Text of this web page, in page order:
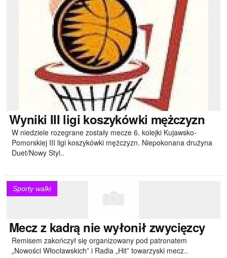
Wyniki III ligi koszykówki mężczyzn
W niedziele rozegrane zostały mecze 6. kolejki Kujawsko-
Pomorskiej III ligi koszykówki mężczyzn. Niepokonana drużyna
Duet/Nowy Styl..
Sporty walki
Meczz kadrą nie wyłonił zwycięzcy
Remisem zakończył się organizowany pod patronatem
„Nowości Włocławskich” i Radia „Hit” towarzyski mecz..